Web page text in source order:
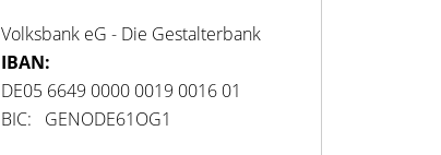
Volksbank eG - Die Gestalterbank
IBAN:
DE05 6649 0000 0019 0016 01
BIC: GENODE61OG1